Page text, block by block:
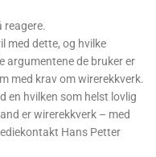
reagere.
med dette, og hvilke
argumentene de bruker er
med krav om wirerekkverk.
en hvilken som helst lovlig
er wirerekkverk – med
Hans Petter